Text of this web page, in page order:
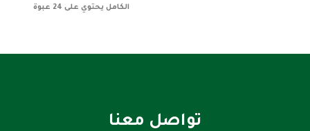
الكامل يحتوي على 24 عبوة
تواصل معنا